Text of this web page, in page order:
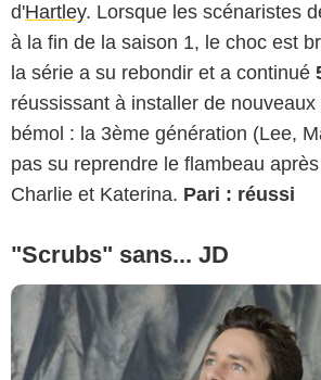
d'Hartley. Lorsque les scénaristes
à la fin de la saison 1, le choc est
la série a su rebondir et a continué
réussissant à installer de nouveaux
bémol : la 3ème génération (Lee,
pas su reprendre le flambeau
Charlie et Katerina. Pari : réussi
"Scrubs" sans... JD